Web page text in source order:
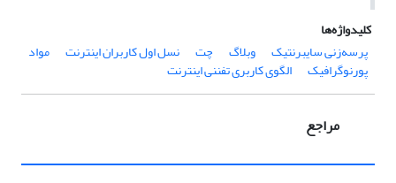
کلیدواژه‌ها
پرسه‌زنی سایبرنتیک
وبلاگ چت نسل اول کاربران اینترنت مواد
پورنوگرافیک الگوی کاربری تفننی اینترنت
مراجع